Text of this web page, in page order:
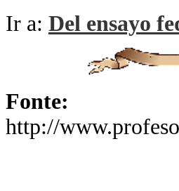
Ir a: Del ensayo
Fonte:
http://